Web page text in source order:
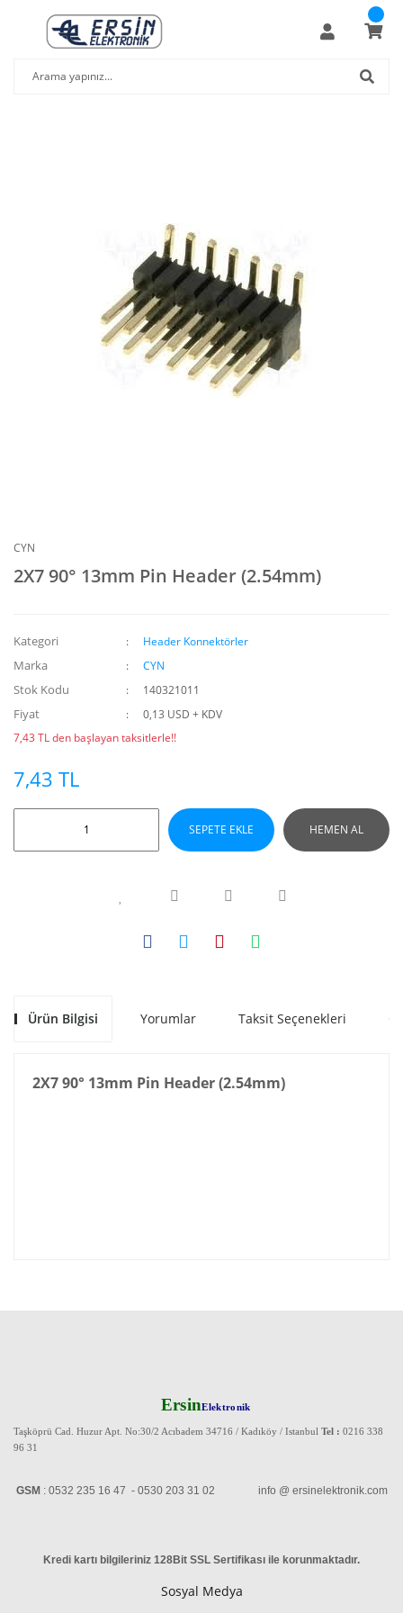
CYN
2X7 90° 13mm Pin Header (2.54mm)
Kategori Header Konnektörler
Marka CYN
Stok Kodu 140321011
Fiyat
0,13 USD + KDV
7,43 TL den başlayan taksitlerle!!
7,43 TL
SEPETE EKLE HEMEN AL
Ürün Bilgisi Yorumlar Taksit Seçenekleri
2X7 90° 13mm Pin Header (2.54mm)
ErsinElektronik
Taşköprü Cad. Huzur Apt. No:30/2 Acıbadem 34716 / Kadıköy / Istanbul Tel : 0216 338
96 31
GSM : 0532 235 16 47 - 0530 203 31 02 info @ ersinelektronik.com
Kredi kartı bilgileriniz 128Bit SSL Sertifikası ile korunmaktadır.
Sosyal Medya